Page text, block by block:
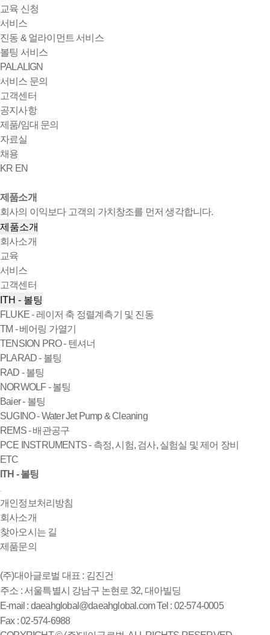
교육 신청
서비스
진동 & 얼라이먼트 서비스
볼팅 서비스
PALALIGN
서비스 문의
고객센터
공지사항
제품/임대 문의
자료실
채용
KR EN
제품소개
회사의 이익보다 고객의 가치창조를 먼저 생각합니다.
제품소개
회사소개
교육
서비스
고객센터
ITH - 볼팅
FLUKE - 레이저 축 정렬계측기 및 진동
TM - 베어링 가열기
TENSION PRO - 텐셔너
PLARAD - 볼팅
RAD - 볼팅
NORWOLF - 볼팅
Baier - 볼팅
SUGINO - Water Jet Pump & Cleaning
REMS - 배관공구
PCE INSTRUMENTS - 측정, 시험, 검사, 실험실 및 제어 장비
ETC
ITH - 볼팅
개인정보처리방침
회사소개
찾아오시는 길
제품문의
(주)대아글로벌 대표 : 김진건
주소 : 서울특별시 강남구 논현로 32, 대아빌딩
E-mail : daeahglobal@daeahglobal.comTel : 02-574-0005
Fax : 02-574-6988